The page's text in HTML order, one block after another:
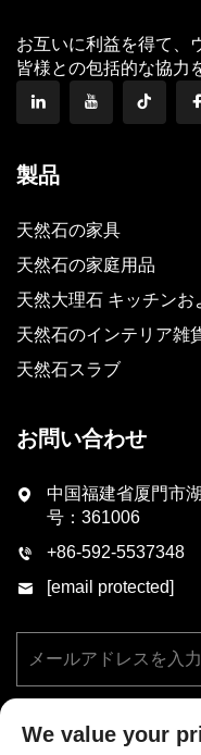
お互いに利益を得て、
皆様との包括的な協力
製品
天然石の家具
天然石の家庭用品
天然大理石 キッチン
天然石のインテリア雑
天然石スラブ
お問い合わせ
中国福建省厦門市
号：361006
+86-592-5537348
[email protected]
We value your